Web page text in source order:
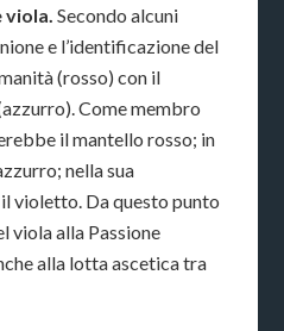
viola. Secondo alcuni
e l’identificazione del
(rosso) con il
Come membro
il mantello rosso; in
nella sua
violetto. Da questo punto
viola alla Passione
alla lotta ascetica tra